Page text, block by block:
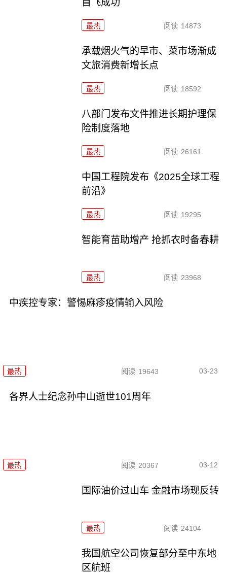
首飞成功
最热 阅读 14873
承载烟火气的早市、菜市场渐成
文旅消费新增长点
最热 阅读 18592
八部门发布文件推进长期护理保
险制度落地
最热 阅读 26161
中国工程院发布《2025全球工程
前沿》
最热 阅读 19295
智能育苗助增产 抢抓农时备春耕
最热 阅读 23968
中疾控专家：警惕麻疹疫情输入风险
最热 阅读 19643 03-23
各界人士纪念孙中山逝世101周年
最热 阅读 20367 03-12
国际油价过山车 金融市场现反转
最热 阅读 24104
我国航空公司恢复部分至中东地
区航班